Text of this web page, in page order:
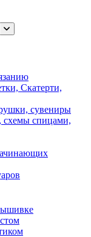
Скатерти,
сувениры
спицами,